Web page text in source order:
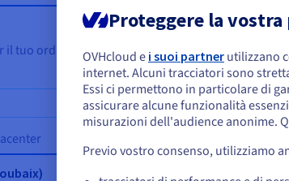
Sembra che la tua
Uniti
Per effettuare un ordine da Stati
e creare un account.
Proteggere la
OVHcloud e i suoi partner utilizzano
internet. Alcuni tracciatori sono
Essi ci permettono in particolare di
assicurare alcune funzionalità
misurazioni dell'audience anonime.
Previo vostro consenso, utilizziamo